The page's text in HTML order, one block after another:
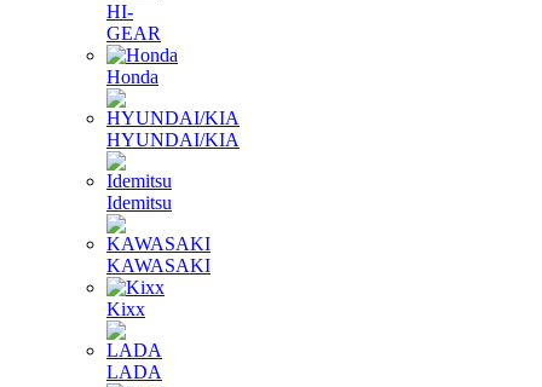
HI-
GEAR
Honda
HYUNDAI/KIA
Idemitsu
KAWASAKI
Kixx
LADA